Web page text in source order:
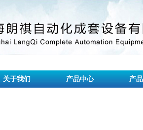
关于我们 产品中心 产